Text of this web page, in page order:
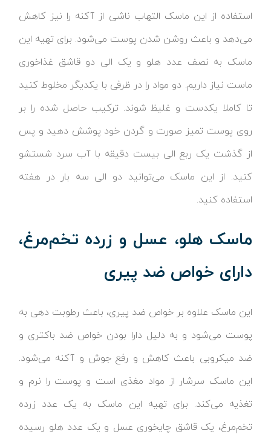
استفاده از این ماسک التهاب ناشی از آکنه را نیز کاهش
می‌دهد و باعث روشن شدن پوست می‌شود. برای تهیه این
ماسک به نصف عدد هلو و یک الی دو قاشق غذاخوری
ماست نیاز داریم. دو مواد را در ظرفی با یکدیگر مخلوط کنید
تا کاملا یکدست و غلیظ شوند. ترکیب حاصل شده را بر
روی پوست تمیز صورت و گردن خود پوشش دهید و پس
از گذشت یک ربع الی بیست دقیقه با آب سرد شستشو
کنید. از این ماسک می‌توانید دو الی سه بار در هفته
استفاده کنید.
ماسک هلو، عسل و زرده تخم‌مرغ،
دارای خواص ضد پیری
این ماسک علاوه بر خواص ضد پیری، باعث رطوبت دهی به
پوست می‌شود و به دلیل دارا بودن خواص ضد باکتری و
ضد میکروبی باعث کاهش و رفع جوش و آکنه می‌شود.
این ماسک سرشار از مواد مغذی است و پوست را نرم و
تغذیه می‌کند. برای تهیه این ماسک به یک عدد زرده
تخم‌مرغ، یک قاشق چایخوری عسل و یک عدد هلو رسیده